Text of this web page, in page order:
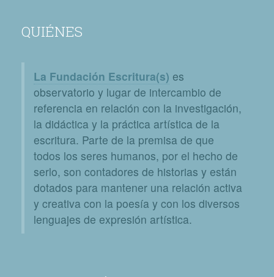
QUIÉNES
La Fundación Escritura(s) es
observatorio y lugar de intercambio de
referencia en relación con la investigación,
la didáctica y la práctica artística de la
escritura. Parte de la premisa de que
todos los seres humanos, por el hecho de
serlo, son contadores de historias y están
dotados para mantener una relación activa
y creativa con la poesía y con los diversos
lenguajes de expresión artística.